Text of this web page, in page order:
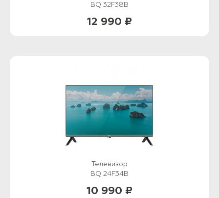
BQ 32F38B
12 990 ₽
Телевизор
BQ 24F34B
10 990 ₽